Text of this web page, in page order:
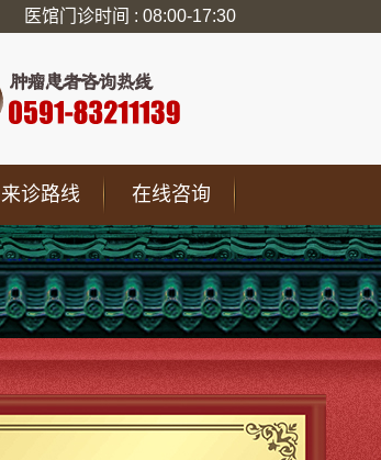
医馆门诊时间 : 08:00-17:30
在线咨询
来诊路线